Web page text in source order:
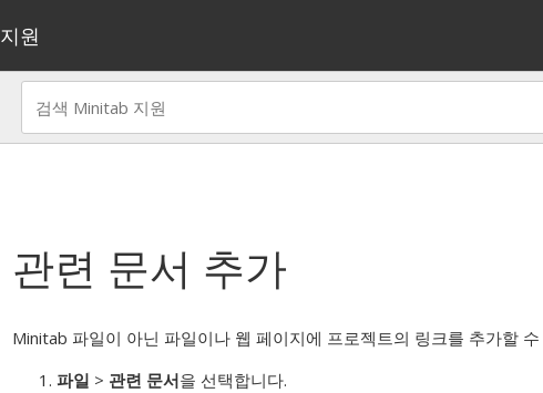
지원
관련 문서 추가
Minitab 파일이 아닌 파일이나 웹 페이지에 프로젝트의 링크를 추가할 수
파일 > 관련 문서을 선택합니다.